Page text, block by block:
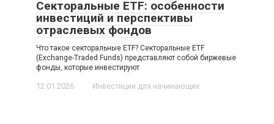
Секторальные ETF: особенности
инвестиций и перспективы
отраслевых фондов
Что такое секторальные ETF? Секторальные ETF
(Exchange-Traded Funds) представляют собой биржевые
фонды, которые инвестируют
12.01.2026 Инвестиции для начинающих